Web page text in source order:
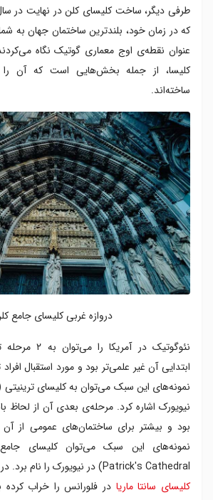
که در زمان خود، بلندترین ساختمان جهان به
عنوان نقطه‌ی اوج معماری گوتیک نگاه
کلیسا، از جمله بخش‌هایی است که آن
ساخته‌اند.
دروازه غربی کلیسای جامع
نئوگوتیک در
ابتدایی آن غیر علمی‌تر بود و مورد استقبال
نیویورک اشاره کرد. مرحله‌ی بعدی آن از لحاظ
بود و بیشتر برای ساختمان‌های عمومی از آن
Patrick's Cathedral) در نیویورک را نام برد. در ایتالیا نیز نمای موقت
کلیسای سانتا ماریا در فلورانس را خراب